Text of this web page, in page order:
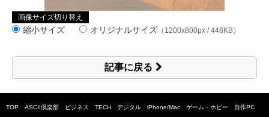
画像サイズ切り替え
縮小サイズ オリジナルサイズ （1200x800px / 448KB）
記事に戻る
TOP ASCII倶楽部 ビジネス TECH デジタル iPhone/Mac ゲーム・ホビー 自作PC